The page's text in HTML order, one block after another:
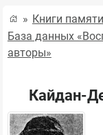
Книги памяти
База данных
авторы»
Кайдан-